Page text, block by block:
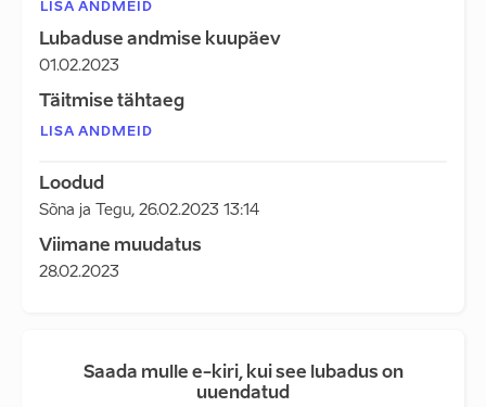
LISA ANDMEID
Lubaduse andmise kuupäev
01.02.2023
Täitmise tähtaeg
LISA ANDMEID
Loodud
Sõna ja Tegu, 26.02.2023 13:14
Viimane muudatus
28.02.2023
Saada mulle e-kiri, kui see lubadus on
uuendatud